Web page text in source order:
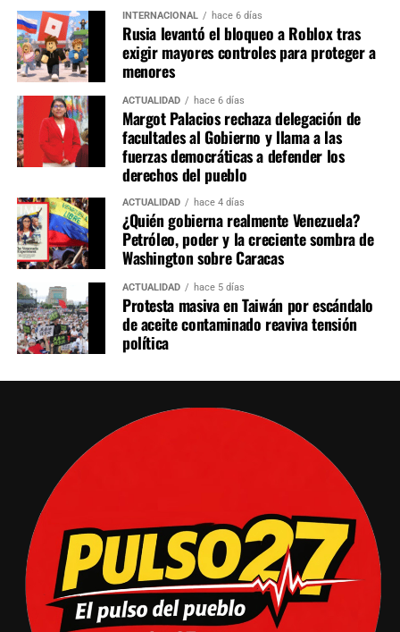
La conformación de las comisiones marcará el equilibrio
de poder dentro del primer Congreso bicameral instalado
tras la reforma constitucional. Si bien Fuerza Popular
parte como la primera fuerza parlamentaria, la ausencia
de una mayoría absoluta obliga a construir consensos
con otras bancadas para conducir las comisiones más
relevantes y asegurar la viabilidad de las iniciativas
legislativas durante el periodo 2026-2027.
INTERNACIONAL hace 6 días
Rusia levantó el bloqueo a Roblox tras
exigir mayores controles para proteger a
menores
ACTUALIDAD hace 6 días
Margot Palacios rechaza delegación de
facultades al Gobierno y llama a las
fuerzas democráticas a defender los
derechos del pueblo
ACTUALIDAD hace 4 días
¿Quién gobierna realmente Venezuela?
Petróleo, poder y la creciente sombra de
Washington sobre Caracas
ACTUALIDAD hace 5 días
Protesta masiva en Taiwán por escándalo
de aceite contaminado reaviva tensión
política